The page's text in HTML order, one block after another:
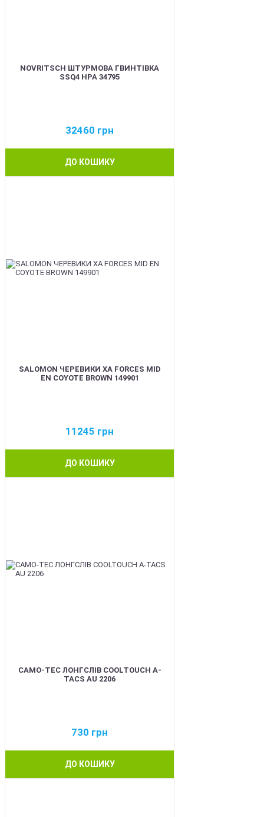
NOVRITSCH ШТУРМОВА ГВИНТІВКА
SSQ4 HPA 34795
32460 грн
ДО КОШИКУ
SALOMON ЧЕРЕВИКИ XA FORCES MID
EN COYOTE BROWN 149901
11245 грн
ДО КОШИКУ
CAMO-TEC ЛОНГСЛІВ COOLTOUCH A-
TACS AU 2206
730 грн
ДО КОШИКУ